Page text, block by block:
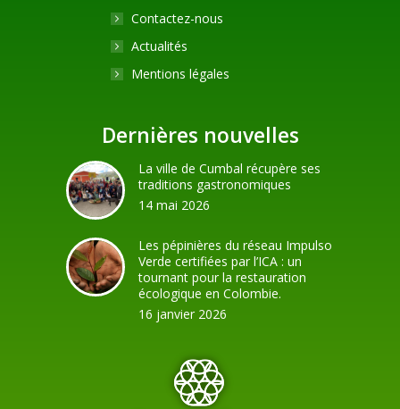
Contactez-nous
Actualités
Mentions légales
Dernières nouvelles
La ville de Cumbal récupère ses
traditions gastronomiques
14 mai 2026
Les pépinières du réseau Impulso
Verde certifiées par l’ICA : un
tournant pour la restauration
écologique en Colombie.
16 janvier 2026